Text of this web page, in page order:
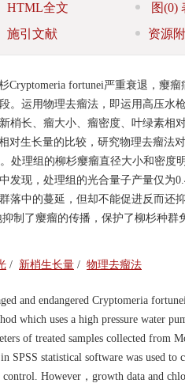
HTML全文 图(0)
施引文献 资源
fortunei严重衰退，瘿
。运用物理去瘤法，即运用高压水
梢长、瘤大小、瘤密度、叶绿素相
对生长量的比较，研究物理去瘤法
处理组的柳杉瘿瘤直径大小和密度
现，处理组的光合量子产量仅为
落中的蔓延，但却不能促进反而还
制了瘿瘤的传播，保护了柳杉种
/ 新梢生长量 / 物理去瘤法
and endangered Cryptomeria
which uses a high pressure water
of treated samples collected from
statistical software was used to
However，growth data and